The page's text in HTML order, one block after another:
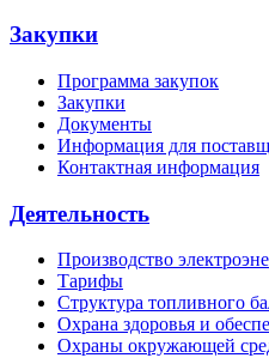
Закупки
Программа закупок
Закупки
Документы
Информация для
Контактная информация
Деятельность
Производство
Тарифы
Структура топливного
Охрана здоровья и
Охраны окружающей